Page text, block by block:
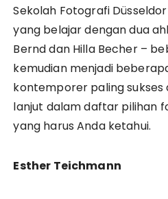
Sekolah Fotografi
yang belajar dengan dua
Bernd dan Hilla Becher –
kemudian menjadi
kontemporer paling sukses
lanjut dalam daftar pilihan
yang harus Anda ketahui.
Esther Teichmann